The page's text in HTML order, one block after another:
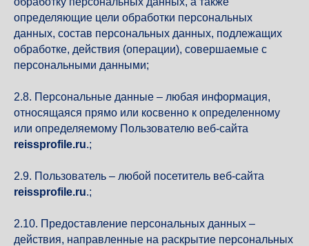
определяющие цели обработки персональных
данных, состав персональных данных, подлежащих
обработке, действия (операции), совершаемые с
персональными данными;
2.8. Персональные данные – любая информация,
относящаяся прямо или косвенно к определенному
или определяемому Пользователю веб-сайта
reissprofile.ru.;
2.9. Пользователь – любой посетитель веб-сайта
reissprofile.ru.;
2.10. Предоставление персональных данных –
действия, направленные на раскрытие персональных